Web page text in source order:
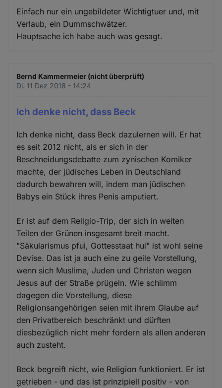
Einfach nur ein ungebildeter Wichtigtuer und, mit
Verlaub, ein Dummschwätzer.
Hauptsache ich habe auch was gesagt.
Bernd Kammermeier (nicht überprüft)
Di. 11 Dez 2018 - 14:24
Ich denke nicht, dass Beck
Ich denke nicht, dass Beck dazulernen will. Er hat
es seit 2012 nicht, als er sich in der
Beschneidungsdebatte zum zynischen Komiker
machte, der jüdisches Leben in Deutschland
dadurch bewahren will, indem man jüdischen
Babys ein Stück ihres Penis amputiert.
Er ist auf dem Religio-Trip, der sich in weiten
Teilen der Grünen insgesamt breit macht.
"Säkularismus pfui, Gottesstaat hui" ist wohl seine
Devise. Das ist ja auch eine zu geile Vorstellung,
wenn sich Muslime, Juden und Christen wegen
Jesus auf der Straße prügeln. Wie schlimm
dagegen die Vorstellung, diese
Religionsangehörigen seien mit ihrem Glaube auf
den Privatbereich beschränkt und dürften
diesbezüglich nicht mehr fordern als allen anderen
auch zusteht.
Beck begreift nicht, wie Religion funktioniert. Er ist
getrieben - und das ist prinzipiell positiv - von